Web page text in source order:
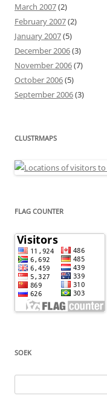
March 2007(2)
February 2007(2)
January 2007(5)
December 2006(3)
November 2006(7)
October 2006(5)
September 2006(3)
CLUSTRMAPS
FLAG COUNTER
SOEK
for: